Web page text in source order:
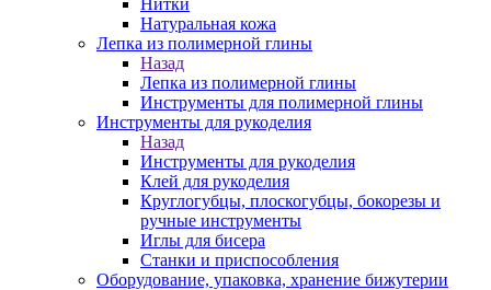
Нитки
Натуральная кожа
Лепка из полимерной глины
Назад
Лепка из полимерной глины
Инструменты для полимерной глины
Инструменты для рукоделия
Назад
Инструменты для рукоделия
Клей для рукоделия
Круглогубцы, плоскогубцы, бокорезы и
ручные инструменты
Иглы для бисера
Станки и приспособления
Оборудование, упаковка, хранение бижутерии